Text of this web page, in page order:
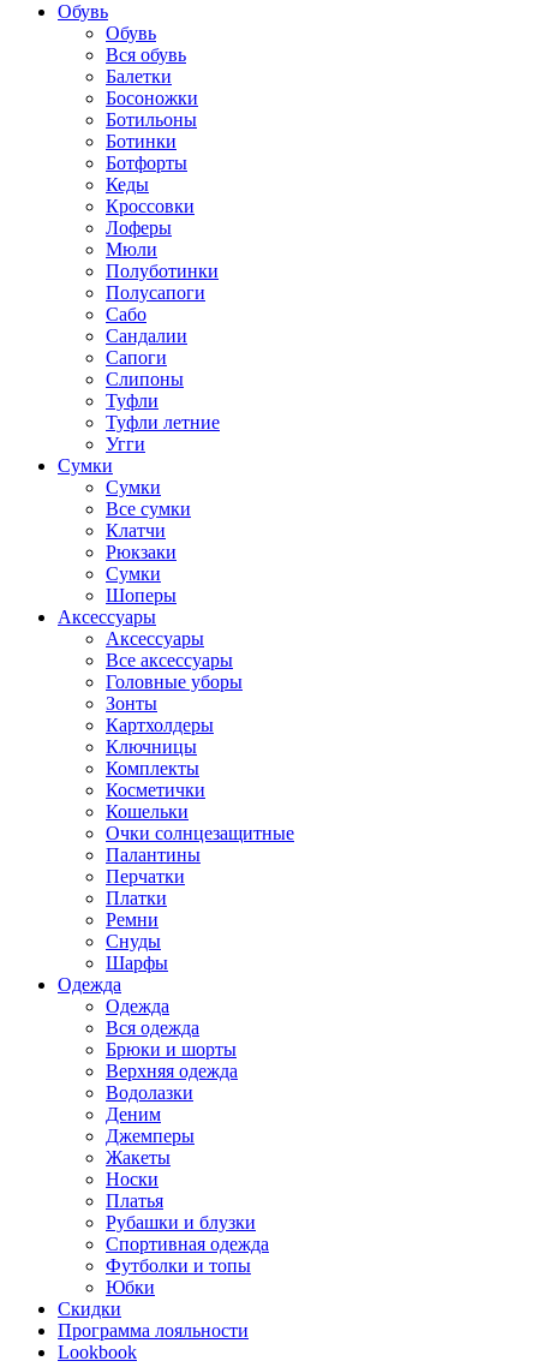
Обувь
Обувь
Вся обувь
Балетки
Босоножки
Ботильоны
Ботинки
Ботфорты
Кеды
Кроссовки
Лоферы
Мюли
Полуботинки
Полусапоги
Сабо
Сандалии
Сапоги
Слипоны
Туфли
Туфли летние
Угги
Сумки
Сумки
Все сумки
Клатчи
Рюкзаки
Сумки
Шоперы
Аксессуары
Аксессуары
Все аксессуары
Головные уборы
Зонты
Картхолдеры
Ключницы
Комплекты
Косметички
Кошельки
Очки солнцезащитные
Палантины
Перчатки
Платки
Ремни
Снуды
Шарфы
Одежда
Одежда
Вся одежда
Брюки и шорты
Верхняя одежда
Водолазки
Деним
Джемперы
Жакеты
Носки
Платья
Рубашки и блузки
Спортивная одежда
Футболки и топы
Юбки
Скидки
Программа лояльности
Lookbook